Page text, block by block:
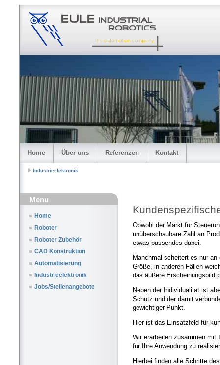
Home Über uns Referenzen Kontakt
Industrieelektronik
Menu
Home
Roboter
Roboter Zubehör
CAD Konstruktion
Automatisierung
Industrieelektronik
Jobs/Stellenangebote
Obwohl der Markt für
unüberschaubare Zahl an
etwas passendes dabei.
Manchmal scheitert es nur
Größe, in anderen Fällen
das äußere Erscheinungsbild
Neben der Individualität ist
Schutz und der damit
gewichtiger Punkt.
Hier ist das Einsatzfeld für
Wir erarbeiten zusammen mit
für Ihre Anwendung zu
Hierbei finden alle Schritte